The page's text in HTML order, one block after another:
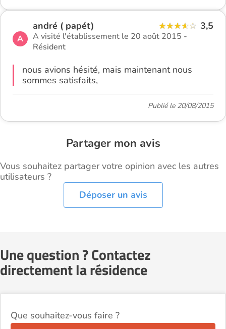
A
andré ( papét) 3,5
A visité l'établissement le 20 août 2015 -
Résident
nous avions hésité, mais maintenant nous
sommes satisfaits,
Publié le 20/08/2015
Partager mon avis
Vous souhaitez partager votre opinion avec les autres
utilisateurs ?
Déposer un avis
Une question ? Contactez
directement la résidence
Que souhaitez-vous faire ?